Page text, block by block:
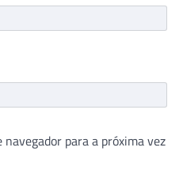
para a próxima vez